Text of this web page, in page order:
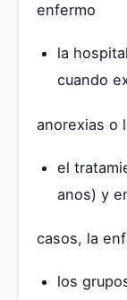
enfermo
la
cuando
anorexias o
el
anos) y
casos, la
los